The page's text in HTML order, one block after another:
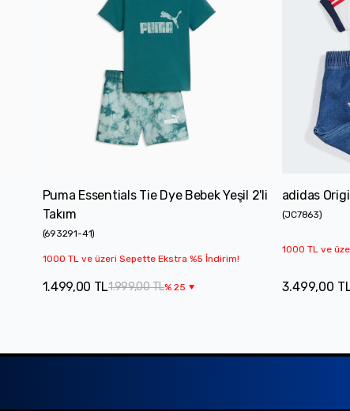
Puma Essentials Tie Dye Bebek Yeşil 2'li
Takım
(693291-41)
1000 TL ve üzeri Sepette Ekstra %5 İndirim!
1.999,00 TL%25
1.499,00 TL
adidas
(JC7863)
1000 TL ve
3.499,00